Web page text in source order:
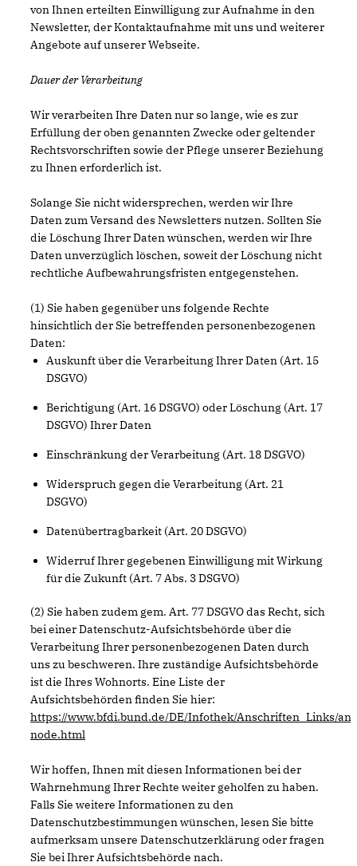
von Ihnen erteilten Einwilligung zur Aufnahme in den
Newsletter, der Kontaktaufnahme mit uns und weiterer
Angebote auf unserer Webseite.
Dauer der Verarbeitung
Wir verarbeiten Ihre Daten nur so lange, wie es zur
Erfüllung der oben genannten Zwecke oder geltender
Rechtsvorschriften sowie der Pflege unserer Beziehung
zu Ihnen erforderlich ist.
Solange Sie nicht widersprechen, werden wir Ihre
Daten zum Versand des Newsletters nutzen. Sollten Sie
die Löschung Ihrer Daten wünschen, werden wir Ihre
Daten unverzüglich löschen, soweit der Löschung nicht
rechtliche Aufbewahrungsfristen entgegenstehen.
(1) Sie haben gegenüber uns folgende Rechte
hinsichtlich der Sie betreffenden personenbezogenen
Daten:
Auskunft über die Verarbeitung Ihrer Daten (Art. 15
DSGVO)
Berichtigung (Art. 16 DSGVO) oder Löschung (Art. 17
DSGVO) Ihrer Daten
Einschränkung der Verarbeitung (Art. 18 DSGVO)
Widerspruch gegen die Verarbeitung (Art. 21
DSGVO)
Datenübertragbarkeit (Art. 20 DSGVO)
Widerruf Ihrer gegebenen Einwilligung mit Wirkung
für die Zukunft (Art. 7 Abs. 3 DSGVO)
(2) Sie haben zudem gem. Art. 77 DSGVO das Recht, sich
bei einer Datenschutz-Aufsichtsbehörde über die
Verarbeitung Ihrer personenbezogenen Daten durch
uns zu beschweren. Ihre zuständige Aufsichtsbehörde
ist die Ihres Wohnorts. Eine Liste der
Aufsichtsbehörden finden Sie hier:
https://www.bfdi.bund.de/DE/Infothek/Anschriften_Links/
node.html
Wir hoffen, Ihnen mit diesen Informationen bei der
Wahrnehmung Ihrer Rechte weiter geholfen zu haben.
Falls Sie weitere Informationen zu den
Datenschutzbestimmungen wünschen, lesen Sie bitte
aufmerksam unsere Datenschutzerklärung oder fragen
Sie bei Ihrer Aufsichtsbehörde nach.